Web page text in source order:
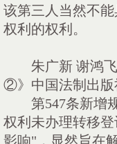
该第三人当然不
权利的权利。
朱广新 谢鸿飞
②》中国法制出版
第547条新增
权利未办理转移
影响"，显然旨在